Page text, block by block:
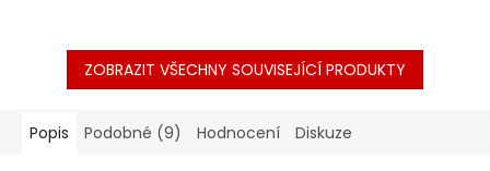
ZOBRAZIT VŠECHNY SOUVISEJÍCÍ PRODUKTY
Popis Podobné (9) Hodnocení Diskuze